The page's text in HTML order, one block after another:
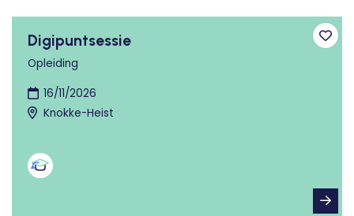
Digipuntsessie
Opleiding
16/11/2026
Knokke-Heist